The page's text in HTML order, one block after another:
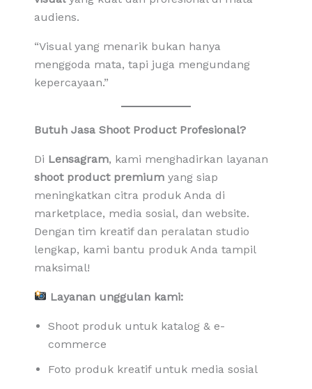
audiens.
“Visual yang menarik bukan hanya
menggoda mata, tapi juga mengundang
kepercayaan.”
Butuh Jasa Shoot Product Profesional?
Di Lensagram, kami menghadirkan layanan
shoot product premiumyang siap
meningkatkan citra produk Anda di
marketplace, media sosial, dan website.
Dengan tim kreatif dan peralatan studio
lengkap, kami bantu produk Anda tampil
maksimal!
Layanan unggulan kami:
Shoot produk untuk katalog & e-
commerce
Foto produk kreatif untuk media sosial